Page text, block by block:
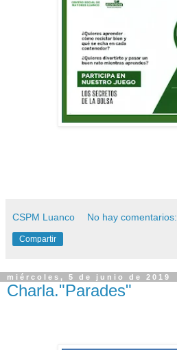
CSPM Luanco No hay comentarios:
Compartir
miércoles, 5 de junio de 2019
Charla."Parades"